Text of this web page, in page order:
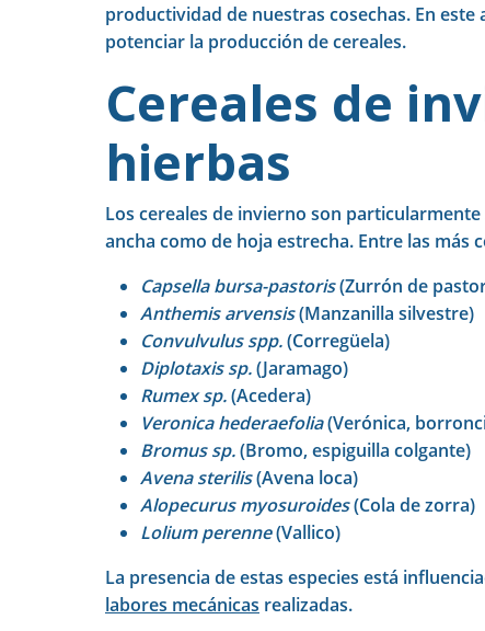
productividad de nuestras cosechas. En
potenciar la producción de cereales.
Cereales de
hierbas
Los cereales de invierno son
ancha como de hoja estrecha. Entre las más
Capsella bursa-pastoris(Zurrón de
Anthemis arvensis(Manzanilla silvestre)
Convulvulus spp.(Corregüela)
Diplotaxis sp.(Jaramago)
Rumex sp.(Acedera)
Veronica hederaefolia(Verónica,
Bromus sp.(Bromo, espiguilla colgante)
Avena sterilis(Avena loca)
Alopecurus myosuroides(Cola de zorra)
Lolium perenne(Vallico)
La presencia de estas especies está
labores mecánicas realizadas.